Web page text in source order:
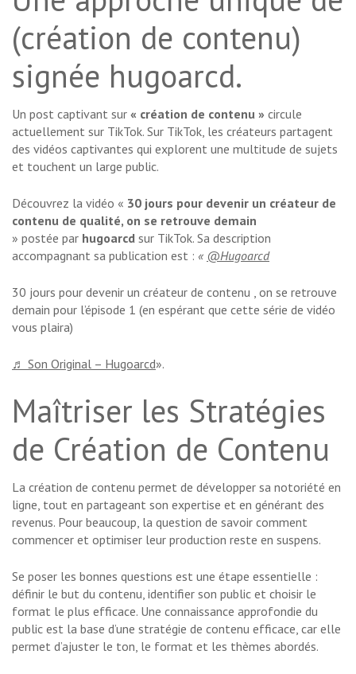
(création de contenu)
signée hugoarcd.
Un post captivant sur « création de contenu » circule
actuellement sur TikTok. Sur TikTok, les créateurs partagent
des vidéos captivantes qui explorent une multitude de sujets
et touchent un large public.
Découvrez la vidéo « 30 jours pour devenir un créateur de
contenu de qualité, on se retrouve demain
» postée par hugoarcd sur TikTok. Sa description
accompagnant sa publication est : « @Hugoarcd
30 jours pour devenir un créateur de contenu , on se retrouve
demain pour l’épisode 1 (en espérant que cette série de vidéo
vous plaira)
♬ Son Original – Hugoarcd».
Maîtriser les Stratégies
de Création de Contenu
La création de contenu permet de développer sa notoriété en
ligne, tout en partageant son expertise et en générant des
revenus. Pour beaucoup, la question de savoir comment
commencer et optimiser leur production reste en suspens.
Se poser les bonnes questions est une étape essentielle :
définir le but du contenu, identifier son public et choisir le
format le plus efficace. Une connaissance approfondie du
public est la base d’une stratégie de contenu efficace, car elle
permet d’ajuster le ton, le format et les thèmes abordés.